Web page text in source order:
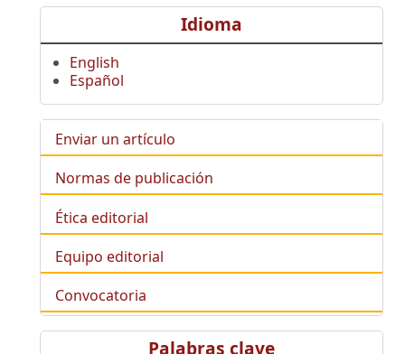
Idioma
English
Español
Enviar un artículo
Normas de publicación
Ética editorial
Equipo editorial
Convocatoria
Palabras clave